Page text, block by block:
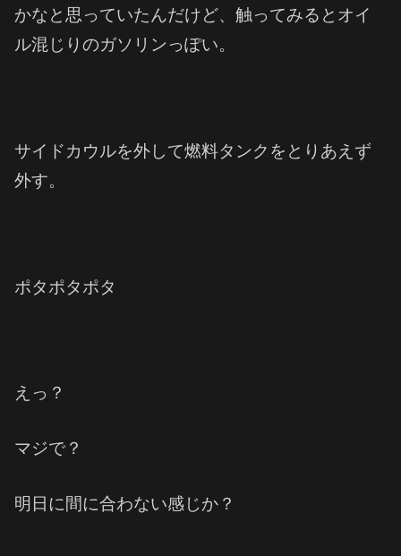
かなと思っていたんだけど、触ってみるとオイ
ル混じりのガソリンっぽい。
サイドカウルを外して燃料タンクをとりあえず
外す。
ポタポタポタ
えっ？
マジで？
明日に間に合わない感じか？